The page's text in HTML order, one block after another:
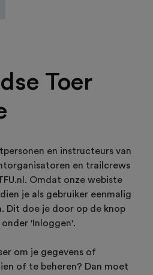
Toer
en instructeurs van
en trailcrews
Omdat onze webiste
je als gebruiker eenmalig
Dit doe je door op de knop
'Inloggen'.
om je gegevens of
of te beheren? Dan moet